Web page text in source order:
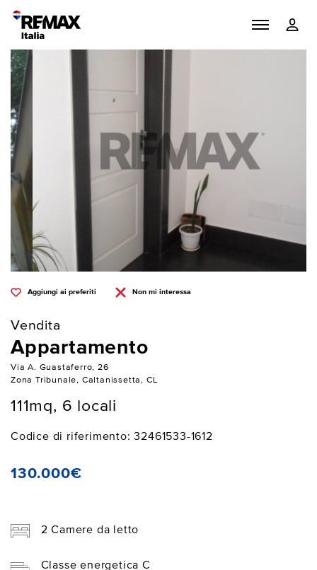
Aggiungi ai preferiti Non mi interessa
Vendita
Appartamento
Via A. Guastaferro, 26
Zona Tribunale, Caltanissetta, CL
111mq, 6 locali
Codice di riferimento: 32461533-1612
130.000€
2 Camere da letto
Classe energetica C